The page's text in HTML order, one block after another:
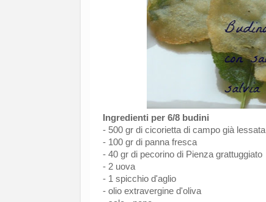
Ingredienti per 6/8 budini
- 500 gr di cicorietta di campo già lessata
- 100 gr di panna fresca
- 40 gr di pecorino di Pienza grattuggiato
- 2 uova
- 1 spicchio d'aglio
- olio extravergine d'oliva